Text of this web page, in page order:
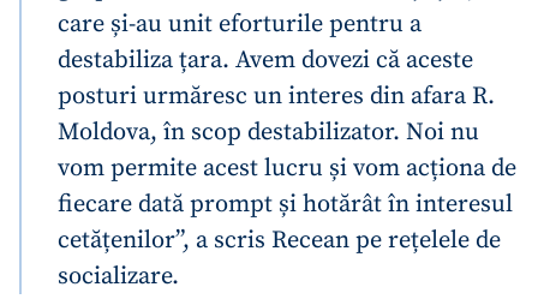
care și-au unit eforturile pentru a
destabiliza țara. Avem dovezi că aceste
posturi urmăresc un interes din afara R.
Moldova, în scop destabilizator. Noi nu
vom permite acest lucru și vom acționa de
fiecare dată prompt și hotărât în interesul
cetățenilor”, a scris Recean pe rețelele de
socializare.